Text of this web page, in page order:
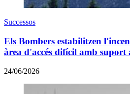
Successos
Els Bombers estabilitzen
àrea d'accés difícil amb suport
24/06/2026